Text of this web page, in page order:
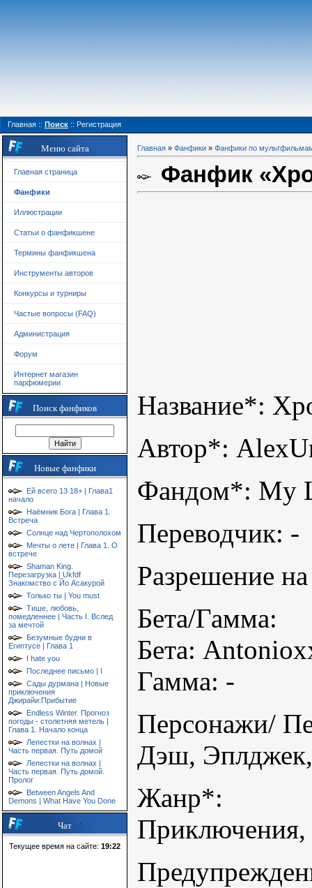
Главная :: Поиск :: Регистрация
Меню сайта
Главная страница
Фанфики
Иллюстрации
Статьи о фанфикшене
Термины фанфикшена
Инструменты авторов
Конкурсы и турниры
Частые вопросы (FAQ)
Администрация
Форум
Интернет магазин
парфюмерии
Поиск фанфиков
Новые фанфики
Ей всего 13 18+ | Глава1
начало
Наёмник Бога | Глава 1.
Встреча
Солнце над Чертополохом
Мечты о лете | Глава 1. О
встрече
Shaman King.
Перезагрузка | Ukfdf
Знакомство с Йо Асакурой
Только ты | You must
Тише, любовь,
помедленнее | Часть I. Вслед
за мечтой
Безумные будни в
Египтусе | Глава 1
I hate you
Последнее письмо | I
Сады дурмана | Новые
приключения
Джирайи:Прибытие
Endless Winter. Прогноз
погоды - столетняя метель |
Глава 1. Начало конца
Лепестки на волнах |
Часть первая. Путь домой
Лепестки на волнах |
Часть первая. Путь домой.
Пролог
Between Angels And
Demons | What Have You Done
Чат
Текущее время на сайте: 19:22
Главная » Фанфики » Фанфики по
Фанфик
Название*:
Автор*:
Фандом*: My
Переводчик: -
Разрешение
Бета/Гамма:
Бета:
Гамма: -
Персонажи/
Дэш,
Жанр*: